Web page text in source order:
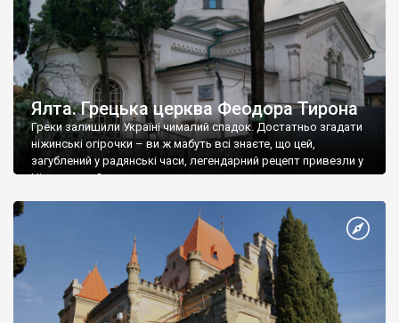
Ялта. Грецька церква Феодора Тирона
Греки залишили Україні чималий спадок. Достатньо згадати
ніжинські огірочки – ви ж мабуть всі знаєте, що цей,
загублений у радянські часи, легендарний рецепт привезли у
Ніжин греки?